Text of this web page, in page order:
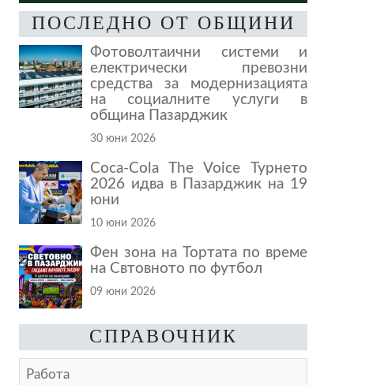
ПОСЛЕДНО ОТ ОБЩИНИ
Фотоволтаични системи и
електрически превозни
средства за модернизацията
на социалните услуги в
община Пазарджик
30 юни 2026
Coca-Cola The Voice Турнето
2026 идва в Пазарджик на 19
юни
10 юни 2026
Фен зона на Тортата по време
на Свтовното по футбол
09 юни 2026
СПРАВОЧНИК
Работа